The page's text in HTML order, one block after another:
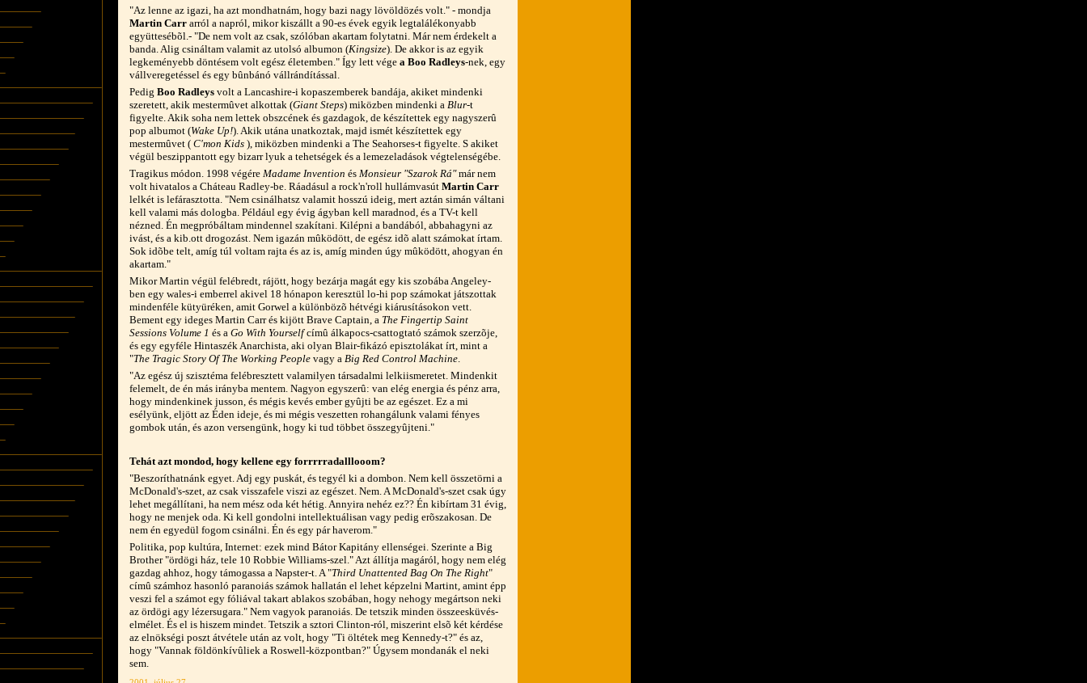
"Az lenne az igazi, ha azt mondhatnám, hogy bazi nagy lövöldözés volt." - mondja
Martin Carr arról a napról, mikor kiszállt a 90-es évek egyik legtalálékonyabb
együttesébõl.- "De nem volt az csak, szólóban akartam folytatni. Már nem érdekelt a
banda. Alig csináltam valamit az utolsó albumon (Kingsize). De akkor is az egyik
legkeményebb döntésem volt egész életemben." Így lett vége a Boo Radleys-nek, egy
vállveregetéssel és egy bûnbánó vállrándítással.
Pedig Boo Radleys volt a Lancashire-i kopaszemberek bandája, akiket mindenki
szeretett, akik mestermûvet alkottak (Giant Steps) miközben mindenki a Blur-t
figyelte. Akik soha nem lettek obszcének és gazdagok, de készítettek egy nagyszerû
pop albumot (Wake Up!). Akik utána unatkoztak, majd ismét készítettek egy
mestermûvet ( C'mon Kids ), miközben mindenki a The Seahorses-t figyelte. S akiket
végül beszippantott egy bizarr lyuk a tehetségek és a lemezeladások végtelenségébe.
Tragikus módon. 1998 végére Madame Invention és Monsieur "Szarok Rá"már nem
volt hivatalos a Cháteau Radley-be. Ráadásul a rock'n'roll hullámvasút Martin Carr
lelkét is lefárasztotta. "Nem csinálhatsz valamit hosszú ideig, mert aztán simán váltani
kell valami más dologba. Például egy évig ágyban kell maradnod, és a TV-t kell
nézned. Én megpróbáltam mindennel szakítani. Kilépni a bandából, abbahagyni az
ivást, és a kib.ott drogozást. Nem igazán mûködött, de egész idõ alatt számokat írtam.
Sok idõbe telt, amíg túl voltam rajta és az is, amíg minden úgy mûködött, ahogyan én
akartam."
Mikor Martin végül felébredt, rájött, hogy bezárja magát egy kis szobába Angeley-
ben egy wales-i emberrel akivel 18 hónapon keresztül lo-hi pop számokat játszottak
mindenféle kütyüréken, amit Gorwel a különbözõ hétvégi kiárusításokon vett.
Bement egy ideges Martin Carr és kijött Brave Captain, a The Fingertip Saint
Sessions Volume 1 és a Go With Yourselfcímû álkapocs-csattogtató számok szerzõje,
és egy egyféle Hintaszék Anarchista, aki olyan Blair-fikázó episztolákat írt, mint a
"The Tragic Story Of The Working People vagy a Big Red Control Machine.
"Az egész új szisztéma felébresztett valamilyen társadalmi lelkiismeretet. Mindenkit
felemelt, de én más irányba mentem. Nagyon egyszerû: van elég energia és pénz arra,
hogy mindenkinek jusson, és mégis kevés ember gyûjti be az egészet. Ez a mi
esélyünk, eljött az Éden ideje, és mi mégis veszetten rohangálunk valami fényes
gombok után, és azon versengünk, hogy ki tud többet összegyûjteni."
Tehát azt mondod, hogy kellene egy forrrrradalllooom?
"Beszoríthatnánk egyet. Adj egy puskát, és tegyél ki a dombon. Nem kell összetörni a
McDonald's-szet, az csak visszafele viszi az egészet. Nem. A McDonald's-szet csak úgy
lehet megállítani, ha nem mész oda két hétig. Annyira nehéz ez?? Én kibírtam 31 évig,
hogy ne menjek oda. Ki kell gondolni intellektuálisan vagy pedig erõszakosan. De
nem én egyedül fogom csinálni. Én és egy pár haverom."
Politika, pop kultúra, Internet: ezek mind Bátor Kapitány ellenségei. Szerinte a Big
Brother "ördögi ház, tele 10 Robbie Williams-szel." Azt állítja magáról, hogy nem elég
gazdag ahhoz, hogy támogassa a Napster-t. A "Third Unattented Bag On The Right"
címû számhoz hasonló paranoiás számok hallatán el lehet képzelni Martint, amint épp
veszi fel a számot egy fóliával takart ablakos szobában, hogy nehogy megártson neki
az ördögi agy lézersugara." Nem vagyok paranoiás. De tetszik minden összeesküvés-
elmélet. És el is hiszem mindet. Tetszik a sztori Clinton-ról, miszerint elsõ két kérdése
az elnökségi poszt átvétele után az volt, hogy "Ti öltétek meg Kennedy-t?" és az,
hogy "Vannak földönkívûliek a Roswell-központban?" Úgysem mondanák el neki
sem.